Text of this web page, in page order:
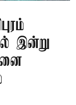
இன்று